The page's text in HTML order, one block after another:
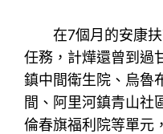
在7個月的安康扶
任務，計燁還曾到過
鎮中間衛生院、烏魯
間、阿里河鎮青山社
倫春旗福利院等單元